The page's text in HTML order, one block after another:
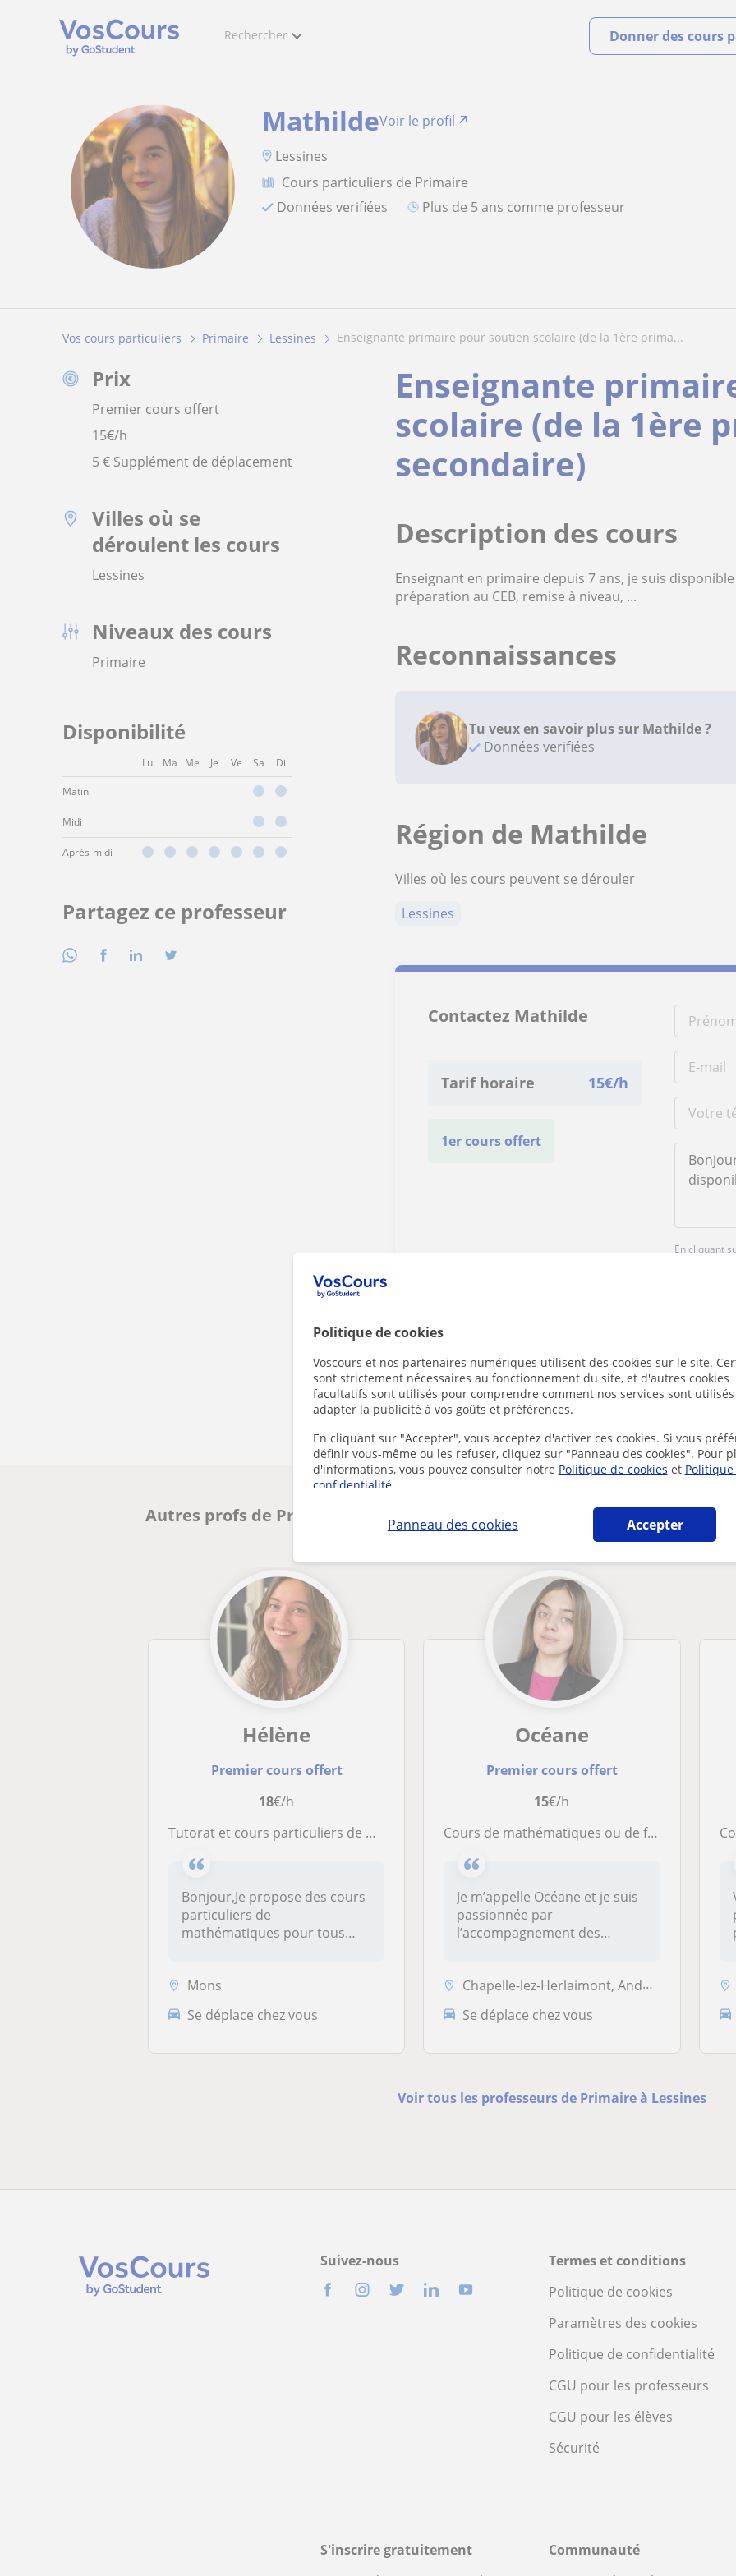
Politique de cookies
Voscours et nos partenaires numériques utilisent des cookies sur le site.
sont strictement nécessaires au fonctionnement du site, et d'autres cookies
facultatifs sont utilisés pour comprendre comment nos services sont
adapter la publicité à vos goûts et préférences.
En cliquant sur "Accepter", vous acceptez d'activer ces cookies. Si vous
définir vous-même ou les refuser, cliquez sur "Panneau des cookies". Pour
d'informations, vous pouvez consulter notre Politique de cookies et Politique
confidentialité.
Panneau des cookies Accepter
Rechercher Donner des cours
MathildeVoir le profil
Lessines
Cours particuliers de Primaire
Données verifiées
plus de 5 ans comme professeur
Vos cours particuliers Primaire Lessines enseignante primaire pour soutien scolaire (de la 1ère prima...
Prix
Premier cours offert
15€/h
5 € Supplément de déplacement
Villes où se
déroulent les cours
Lessines
Niveaux des cours
Primaire
Disponibilité
Lu Ma Me Je Ve Sa Di
Matin
Midi
Après-midi
Partagez ce professeur
Enseignante
scolaire (de la 1ère
secondaire)
Description des cours
Enseignant en primaire depuis 7 ans, je suis
préparation au CEB, remise à niveau, ...
Reconnaissances
Tu veux en savoir plus sur Mathilde ?
Données verifiées
Région de Mathilde
Villes où les cours peuvent se dérouler
Lessines
Contactez Mathilde
Tarif horaire 15€/h
1er cours offert
En cliquant
Des problèmes avec ce profil ?Signalez-le
Autres profs de Primaire à Lessines susceptibles de vous intéresser
Hélène
Premier cours offert
18€/h
Tutorat et cours particuliers de mathématiques pour le secondaire (1er à 6e) par une étudiante en école d'ingénieur
Bonjour,Je propose des cours
particuliers de
mathématiques pour tous
Mons
Se déplace chez vous
Océane
Premier cours offert
15€/h
Cours de mathématiques ou de français pour enfants ou adolescents
Je m’appelle Océane et je suis
passionnée par
l’accompagnement des
Chapelle-lez-Herlaimont, Anderlues, Courcelles, Fontaine-l’Évêque, La ...
Se déplace chez vous
Voir tous les professeurs de Primaire à Lessines
Suivez-nous
Termes et conditions
Politique de cookies
Paramètres des cookies
Politique de confidentialité
CGU pour les professeurs
CGU pour les élèves
Sécurité
S'inscrire gratuitement
Communauté